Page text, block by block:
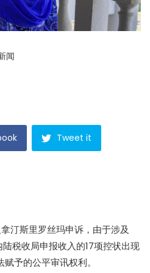
闻
Tweet it
汀斯里罗丝玛申诉，由于涉及
税收局申报收入的17项控状出现
予的公平审讯权利。